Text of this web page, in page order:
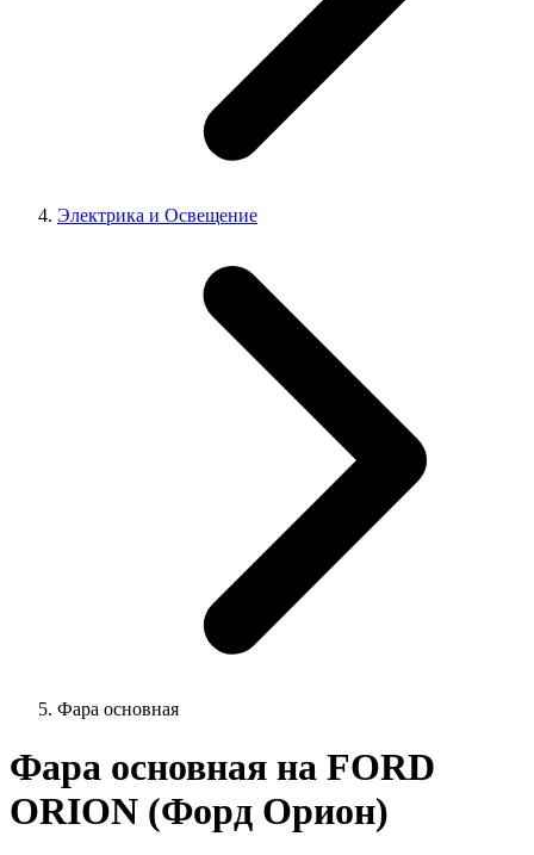
Электрика и Освещение
Фара основная
Фара основная на FORD
ORION (Форд Орион)